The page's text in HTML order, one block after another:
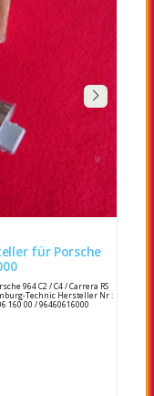
964 C2 / C4 / Carrera RS
Technic Hersteller Nr :
160 00 / 96460616000